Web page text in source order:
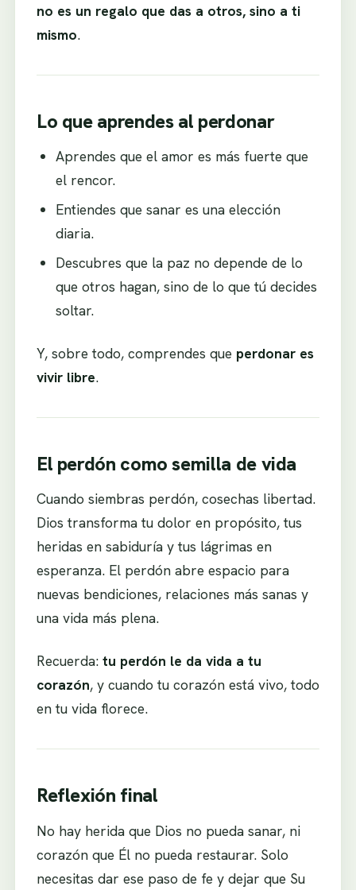
no es un regalo que das a otros, sino a ti
mismo.
Lo que aprendes al perdonar
Aprendes que el amor es más fuerte que
el rencor.
Entiendes que sanar es una elección
diaria.
Descubres que la paz no depende de lo
que otros hagan, sino de lo que tú decides
soltar.
Y, sobre todo, comprendes que perdonar es
vivir libre.
El perdón como semilla de vida
Cuando siembras perdón, cosechas libertad.
Dios transforma tu dolor en propósito, tus
heridas en sabiduría y tus lágrimas en
esperanza. El perdón abre espacio para
nuevas bendiciones, relaciones más sanas y
una vida más plena.
Recuerda: tu perdón le da vida a tu
corazón, y cuando tu corazón está vivo, todo
en tu vida florece.
Reflexión final
No hay herida que Dios no pueda sanar, ni
corazón que Él no pueda restaurar. Solo
necesitas dar ese paso de fe y dejar que Su